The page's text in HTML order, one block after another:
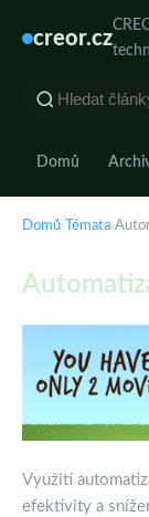
creor.cz
Domů
Domů› Témata›
Využití
efektivity a